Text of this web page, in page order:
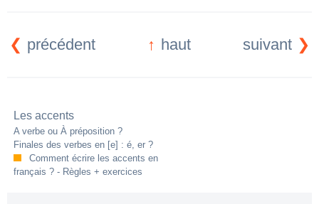
Les accents
A verbe ou À préposition ?
Finales des verbes en [e] : é, er ?
Comment écrire les accents en
français ? - Règles + exercices
précédent haut suivant